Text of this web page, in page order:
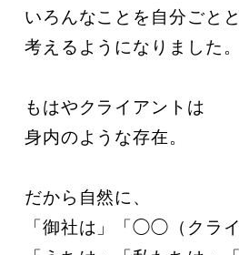
いろんなことを自分ごと
考えるようになりました。
もはやクライアントは
身内のような存在。
だから自然に、
「御社は」「◯◯（クラ